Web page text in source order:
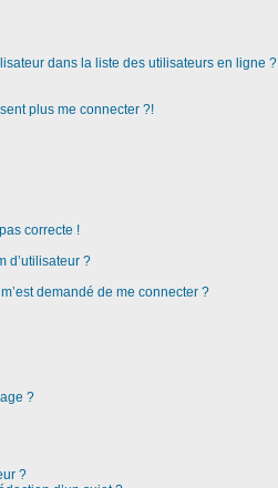
dans la liste des utilisateurs en ligne ?
plus me connecter ?!
correcte !
d’utilisateur ?
demandé de me connecter ?
?
?